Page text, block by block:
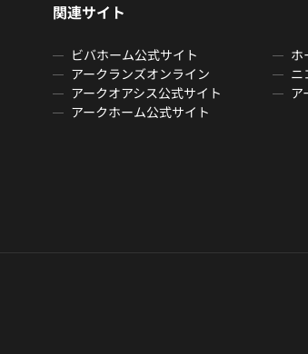
関連サイト
ビバホーム公式サイト
ホ
アークランズオンライン
ニ
アークオアシス公式サイト
ア
アークホーム公式サイト